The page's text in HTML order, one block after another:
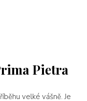
Pietra
velké vášně. Je